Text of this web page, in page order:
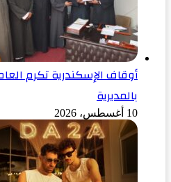
أوقاف الإسكندرية تكرم
بالمديرية
10 أغسطس، 2026